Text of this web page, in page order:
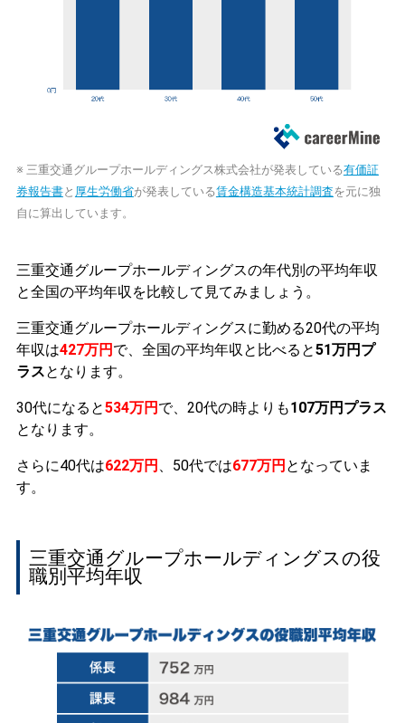
※ 三重交通グループホールディングス株式会社が発表している有価証
券報告書と 厚生労働省が発表している賃金構造基本統計調査を元に独
自に算出しています。
三重交通グループホールディングスの年代別の平均年収
と全国の平均年収を比較して見てみましょう。
三重交通グループホールディングスに勤める20代の平均
年収は427万円 で、全国の平均年収と比べると51万円プ
ラスとなります。
30代になると534万円 で、20代の時よりも107万円プラス
となります。
さらに40代は622万円 、50代では677万円 となっていま
す。
三重交通グループホールディングスの役
職別平均年収